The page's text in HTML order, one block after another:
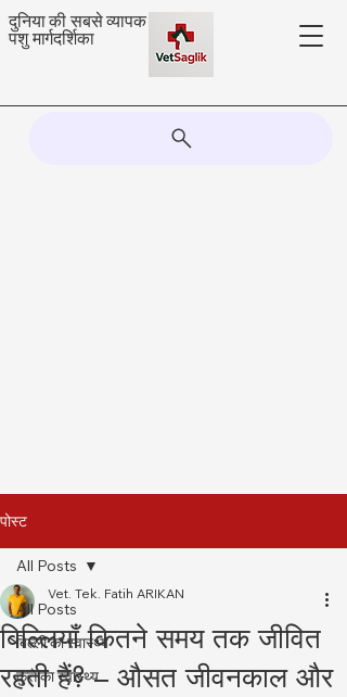
दुनिया की सबसे व्यापक
पशु मार्गदर्शिका
पोस्ट
All Posts
बिल्ली का स्वास्थ्य
कुत्ते का स्वास्थ्य
All Posts
बिल्लियाँ कितने समय तक जीवित
रहती हैं? – औसत जीवनकाल और
Vet. Tek. Fatih ARIKAN